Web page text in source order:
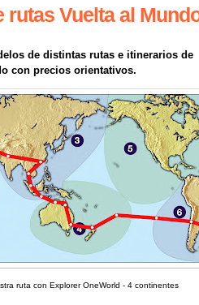
rutas Vuelta al
de distintas rutas e itinerarios de
con precios orientativos.
ruta con Explorer OneWorld - 4 continentes